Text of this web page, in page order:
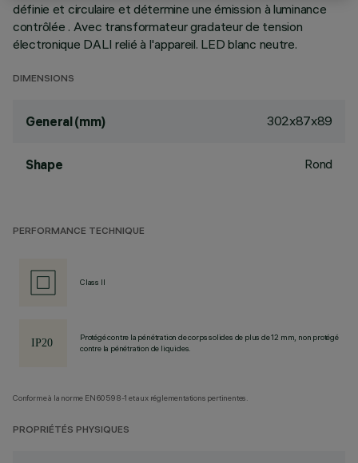
définie et circulaire et détermine une émission à luminance
contrôlée . Avec transformateur gradateur de tension
électronique DALI relié à l'appareil. LED blanc neutre.
DIMENSIONS
General (mm) 302x87x89
Shape Rond
PERFORMANCE TECHNIQUE
Class II
Protégé contre la pénétration de corps solides de plus de 12 mm, non protégé
contre la pénétration de liquides.
Conforme à la norme EN60598-1 et aux réglementations pertinentes.
PROPRIÉTÉS PHYSIQUES